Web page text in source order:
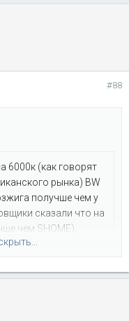
#88
6000к (как говорят
рынка) BW
получше чем у
сказали что на
чем SHOME).
поставить